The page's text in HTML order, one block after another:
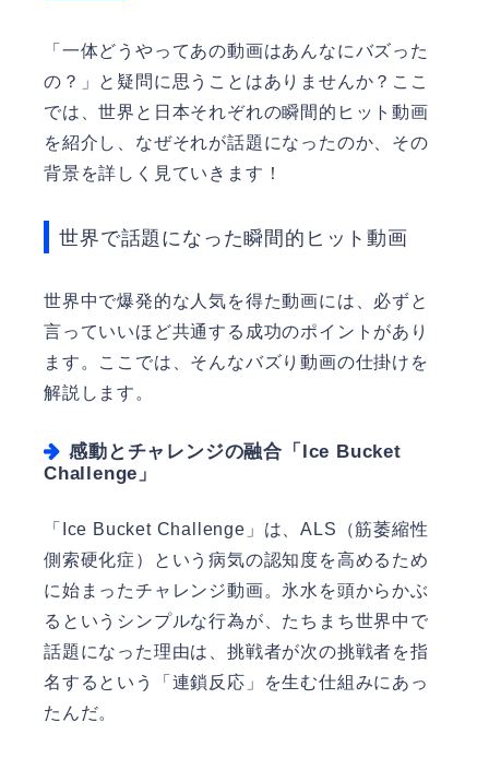
「一体どうやってあの動画はあんなにバズった
の？」と疑問に思うことはありませんか？ここ
では、世界と日本それぞれの瞬間的ヒット動画
を紹介し、なぜそれが話題になったのか、その
背景を詳しく見ていきます！
世界で話題になった瞬間的ヒット動画
世界中で爆発的な人気を得た動画には、必ずと
言っていいほど共通する成功のポイントがあり
ます。ここでは、そんなバズり動画の仕掛けを
解説します。
感動とチャレンジの融合「Ice Bucket
Challenge」
「Ice Bucket Challenge」は、ALS（筋萎縮性
側索硬化症）という病気の認知度を高めるため
に始まったチャレンジ動画。氷水を頭からかぶ
るというシンプルな行為が、たちまち世界中で
話題になった理由は、挑戦者が次の挑戦者を指
名するという「連鎖反応」を生む仕組みにあっ
たんだ。